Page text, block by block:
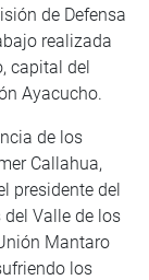
de Defensa
realizada
capital del
Ayacucho.
de los
Callahua,
presidente del
Valle de los
Mantaro
los